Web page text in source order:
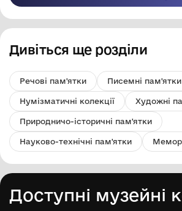
Дивіться ще розділи
Речові пам'ятки Писемні пам'ятки
Нумізматичні колекції Художні
Природничо-історичні пам'ятки
Науково-технічні пам'ятки
Доступні музейні